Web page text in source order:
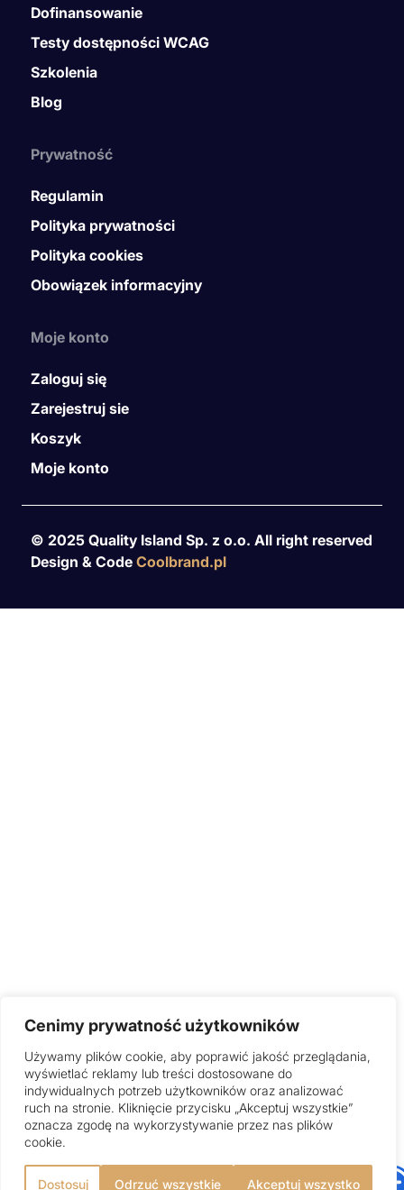
Cenimy prywatność użytkowników
Używamy plików cookie, aby poprawić jakość przeglądania,
wyświetlać reklamy lub treści dostosowane do
indywidualnych potrzeb użytkowników oraz analizować
ruch na stronie. Kliknięcie przycisku „Akceptuj wszystkie”
oznacza zgodę na wykorzystywanie przez nas plików
cookie.
Dostosuj Odrzuć wszystkie Akceptuj wszystko
Dofinansowanie
Testy dostępności WCAG
Szkolenia
Blog
Prywatność
Regulamin
Polityka prywatności
Polityka cookies
Obowiązek informacyjny
Moje konto
Zaloguj się
Zarejestruj sie
Koszyk
Moje konto
© 2025 Quality Island Sp. z o.o. All right reserved
Design & Code Coolbrand.pl